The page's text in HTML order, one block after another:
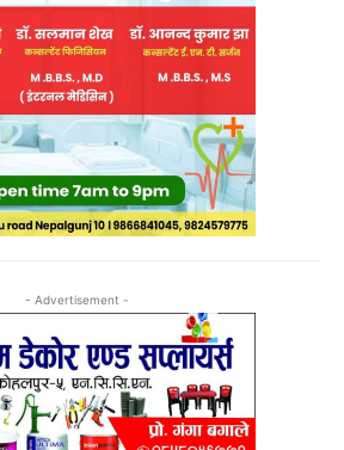
- Advertisement -